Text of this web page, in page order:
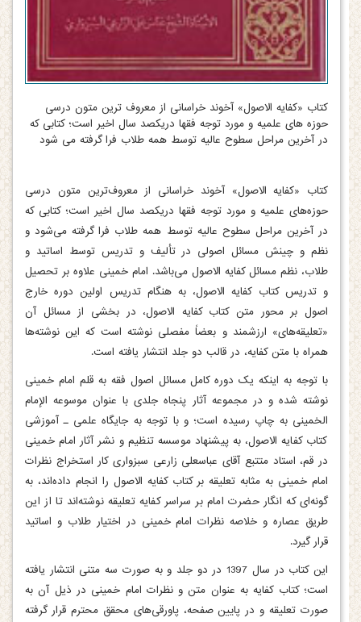
کتاب «کفایه الاصول» آخوند خراسانی از معروف ترین متون درسی
حوزه های علمیه و مورد توجه فقها دریکصد سال اخیر است؛ کتابی که
در آخرین مراحل سطوح عالیه توسط همه طلاب فرا گرفته می شود
کتاب «کفایه الاصول» آخوند خراسانی از معروف‌ترین متون درسی
حوزه‌های علمیه و مورد توجه فقها دریکصد سال اخیر است؛ کتابی که
در آخرین مراحل سطوح عالیه توسط همه طلاب فرا گرفته می‌شود و
نظم و چینش مسائل اصولی در تألیف و تدریس توسط اساتید و
طلاب، نظم مسائل کفایه الاصول می‌باشد. امام خمینی علاوه بر تحصیل
و تدریس کتاب کفایه الاصول، به هنگام تدریس اولین دوره خارج
اصول بر محور متن کتاب کفایه الاصول، در بخشی از مسائل آن
«تعلیقه‌های» ارزشمند و بعضاً مفصلی نوشته است که این نوشته‌ها
همراه با متن کفایه، در قالب دو جلد انتشار یافته است.
با توجه به اینکه یک دوره کامل مسائل اصول فقه به قلم امام خمینی
نوشته شده و در مجموعه آثار پنجاه جلدی با عنوان موسوعه الإمام
الخمینی به چاپ رسیده است؛ و با توجه به جایگاه علمی ـ آموزشی
کتاب کفایه الاصول، به پیشنهاد موسسه تنظیم و نشر آثار امام خمینی
در قم، استاد متتبع آقای عباسعلی زارعی سبزواری کار استخراج نظرات
امام خمینی به مثابه تعلیقه بر کتاب کفایه الاصول را انجام داده‌اند، به
گونه‌ای که انگار حضرت امام بر سراسر کفایه تعلیقه نوشته‌اند تا از این
طریق عصاره و خلاصه نظرات امام خمینی در اختیار طلاب و اساتید
قرار گیرد.
این کتاب در سال 1397 در دو جلد و به صورت سه متنی انتشار یافته
است؛ کتاب کفایه به عنوان متن و نظرات امام خمینی در ذیل آن به
صورت تعلیقه و در پایین صفحه، پاورقی‌های محقق محترم قرار گرفته